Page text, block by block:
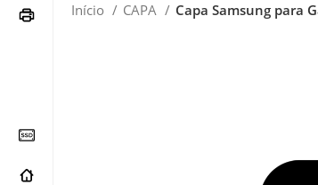
Início CAPA Capa Samsung para